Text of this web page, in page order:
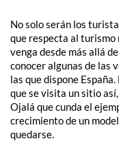
No solo serán los
que respecta al turismo
venga desde más allá
conocer algunas de las
las que dispone
que se visita un sitio
Ojalá que cunda el
crecimiento de un
quedarse.